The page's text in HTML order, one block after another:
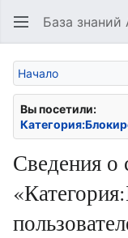
База
Начало
Вы посетили:
Сведения о